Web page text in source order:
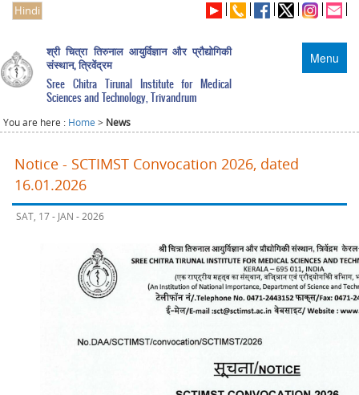
Hindi
Menu
श्री चित्रा तिरुनाल आयुर्विज्ञान और प्रौद्योगिकी
संस्थान, त्रिवेंद्रम
Sree Chitra Tirunal Institute for Medical
Sciences and Technology, Trivandrum
You are here : Home > News
Notice - SCTIMST Convocation 2026, dated
16.01.2026
SAT, 17 - JAN - 2026